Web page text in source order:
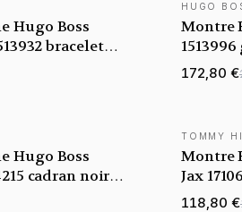
Hugo Boss
bracelet
HUGO
Montre
maillons
172,80 €
Hugo Boss
cadran noir
TOMMY
Montre
Jax
acier
118,80 €